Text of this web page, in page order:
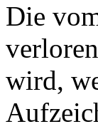
Die
wird,